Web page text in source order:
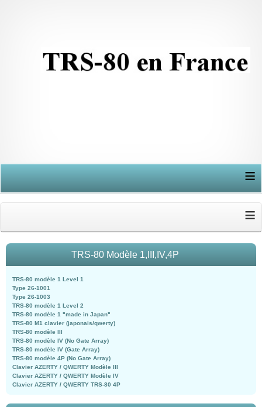
≡
≡
TRS-80 Modèle 1,III,IV,4P
TRS-80 modèle 1 Level 1
Type 26-1001
Type 26-1003
TRS-80 modèle 1 Level 2
TRS-80 modèle 1 "made in Japan"
TRS-80 M1 clavier (japonais/qwerty)
TRS-80 modèle III
TRS-80 modèle IV (No Gate Array)
TRS-80 modèle IV (Gate Array)
TRS-80 modèle 4P (No Gate Array)
Clavier AZERTY / QWERTY Modèle III
Clavier AZERTY / QWERTY Modèle IV
Clavier AZERTY / QWERTY TRS-80 4P